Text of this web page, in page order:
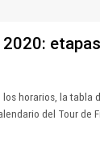
horarios, la tabla
del Tour de